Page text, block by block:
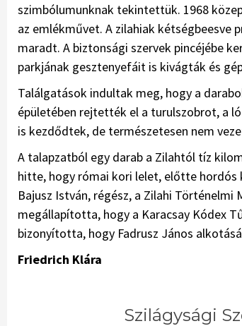
szimbólumunknak tekintettük. 1968
az emlékművet. A zilahiak
maradt. A biztonsági szervek pincéjébe
parkjának gesztenyefáit is kivágták és
Találgatások indultak meg, hogy a
épületében rejtették el a turulszobrot, a
is kezdődtek, de természetesen nem
A talapzatból egy darab a Zilahtól tíz
hitte, hogy római kori lelet, előtte hordós
Bajusz István, régész, a Zilahi
megállapította, hogy a Karacsay Kódex
bizonyította, hogy Fadrusz János
Friedrich Klára
Szilágysági